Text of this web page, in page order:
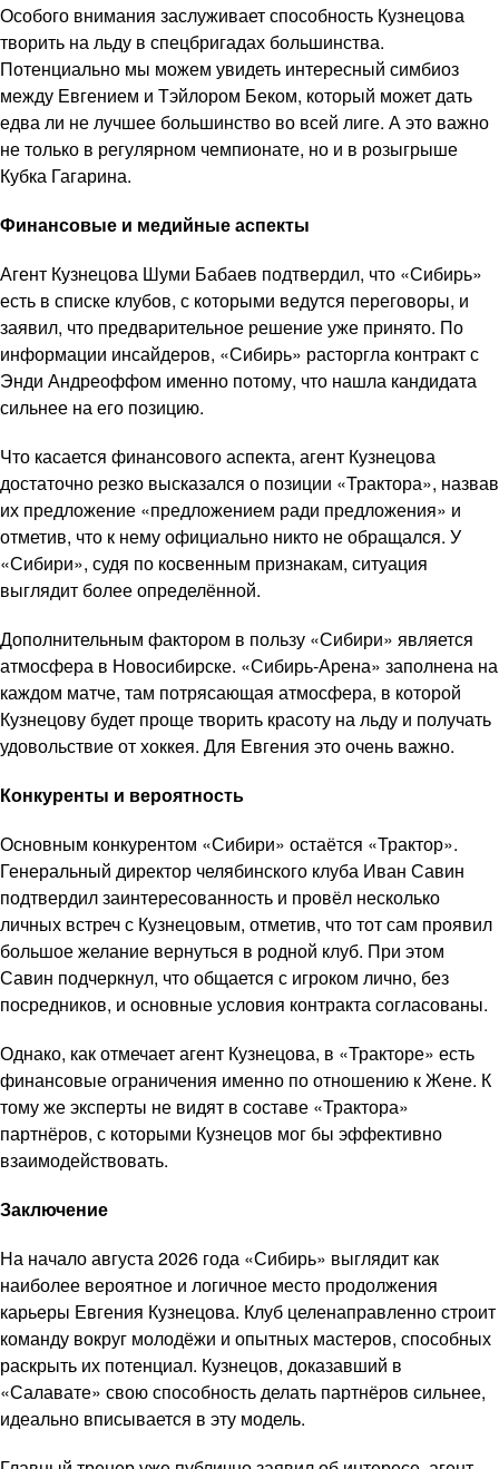
Особого внимания заслуживает способность Кузнецова
творить на льду в спецбригадах большинства.
Потенциально мы можем увидеть интересный симбиоз
между Евгением и Тэйлором Беком, который может дать
едва ли не лучшее большинство во всей лиге. А это важно
не только в регулярном чемпионате, но и в розыгрыше
Кубка Гагарина.
Финансовые и медийные аспекты
Агент Кузнецова Шуми Бабаев подтвердил, что «Сибирь»
есть в списке клубов, с которыми ведутся переговоры, и
заявил, что предварительное решение уже принято. По
информации инсайдеров, «Сибирь» расторгла контракт с
Энди Андреоффом именно потому, что нашла кандидата
сильнее на его позицию.
Что касается финансового аспекта, агент Кузнецова
достаточно резко высказался о позиции «Трактора», назвав
их предложение «предложением ради предложения» и
отметив, что к нему официально никто не обращался. У
«Сибири», судя по косвенным признакам, ситуация
выглядит более определённой.
Дополнительным фактором в пользу «Сибири» является
атмосфера в Новосибирске. «Сибирь-Арена» заполнена на
каждом матче, там потрясающая атмосфера, в которой
Кузнецову будет проще творить красоту на льду и получать
удовольствие от хоккея. Для Евгения это очень важно.
Конкуренты и вероятность
Основным конкурентом «Сибири» остаётся «Трактор».
Генеральный директор челябинского клуба Иван Савин
подтвердил заинтересованность и провёл несколько
личных встреч с Кузнецовым, отметив, что тот сам проявил
большое желание вернуться в родной клуб. При этом
Савин подчеркнул, что общается с игроком лично, без
посредников, и основные условия контракта согласованы.
Однако, как отмечает агент Кузнецова, в «Тракторе» есть
финансовые ограничения именно по отношению к Жене. К
тому же эксперты не видят в составе «Трактора»
партнёров, с которыми Кузнецов мог бы эффективно
взаимодействовать.
Заключение
На начало августа 2026 года «Сибирь» выглядит как
наиболее вероятное и логичное место продолжения
карьеры Евгения Кузнецова. Клуб целенаправленно строит
команду вокруг молодёжи и опытных мастеров, способных
раскрыть их потенциал. Кузнецов, доказавший в
«Салавате» свою способность делать партнёров сильнее,
идеально вписывается в эту модель.